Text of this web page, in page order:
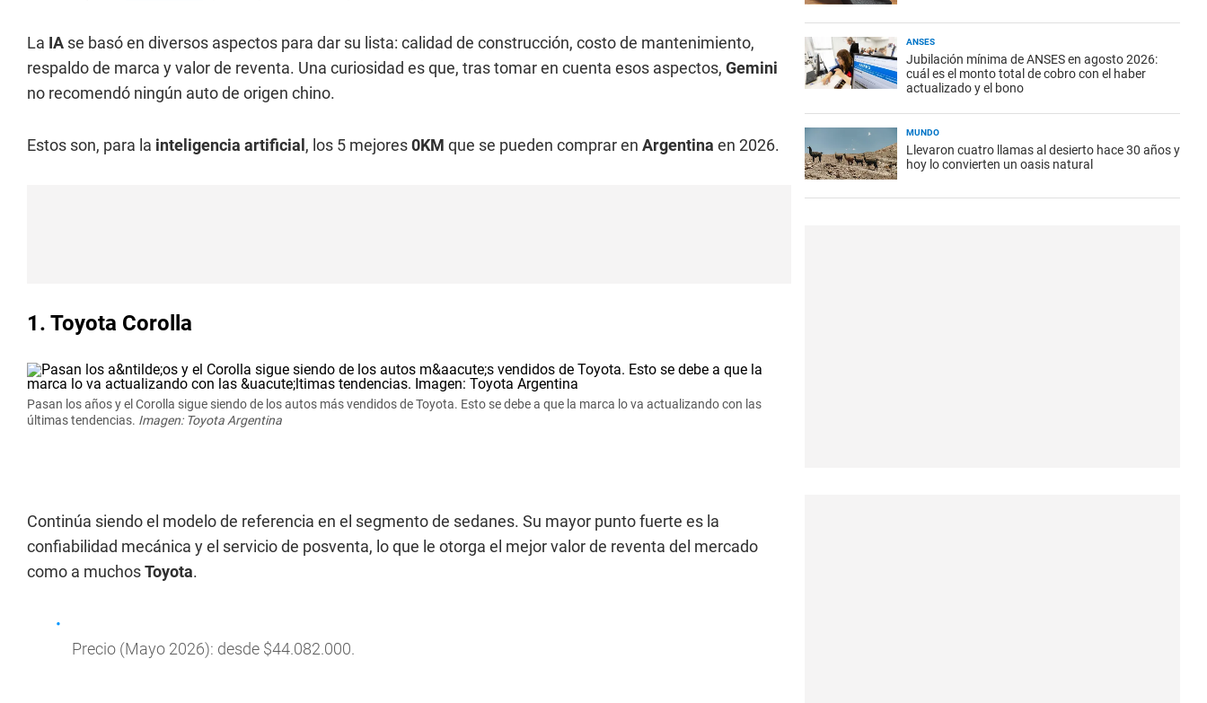
La IA se basó en diversos aspectos para dar su lista: calidad de construcción, costo de mantenimiento,
respaldo de marca y valor de reventa. Una curiosidad es que, tras tomar en cuenta esos aspectos, Gemini
no recomendó ningún auto de origen chino.
Estos son, para la inteligencia artificial , los 5 mejores0KM que se pueden comprar en Argentina en 2026.
1. Toyota Corolla
Pasan los años y el Corolla sigue siendo de los autos más vendidos de Toyota. Esto se debe a que la marca lo va actualizando con las
últimas tendencias. Imagen: Toyota Argentina
Continúa siendo el modelo de referencia en el segmento de sedanes. Su mayor punto fuerte es la
confiabilidad mecánica y el servicio de posventa, lo que le otorga el mejor valor de reventa del mercado
como a muchosToyota.
Precio (Mayo 2026): desde $44.082.000.
ANSES
Jubilación mínima de ANSES en agosto 2026:
cuál es el monto total de cobro con el haber
actualizado y el bono
MUNDO
Llevaron cuatro llamas al desierto hace 30 años y
hoy lo convierten un oasis natural